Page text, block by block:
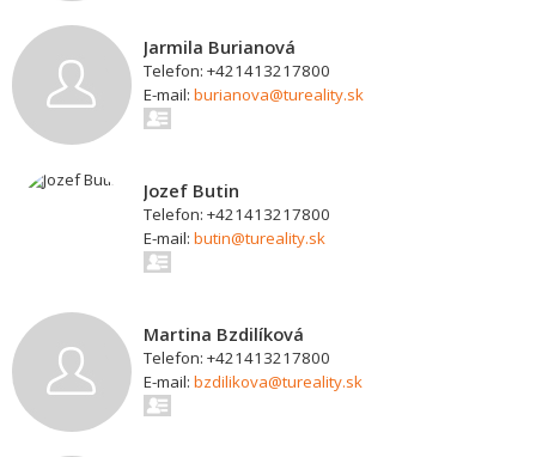
Jarmila Burianová
Telefon: +421413217800
E-mail: burianova@tureality.sk
Jozef Butin
Telefon: +421413217800
E-mail: butin@tureality.sk
Martina Bzdilíková
Telefon: +421413217800
E-mail: bzdilikova@tureality.sk